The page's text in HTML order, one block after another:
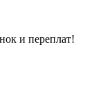
и переплат!